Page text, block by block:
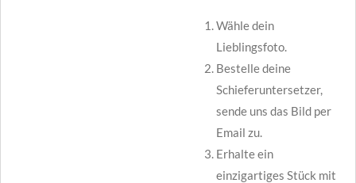
Wähle dein
Lieblingsfoto.
Bestelle deine
Schieferuntersetzer,
sende uns das Bild per
Email zu.
Erhalte ein
einzigartiges Stück mit